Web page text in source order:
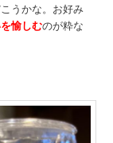
うかな。お好み
愉しむのが粋な